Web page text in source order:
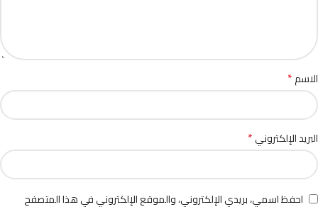
الاسم*
البريد الإلكتروني*
احفظ اسمي، بريدي الإلكتروني، والموقع الإلكتروني في هذا المتصفح